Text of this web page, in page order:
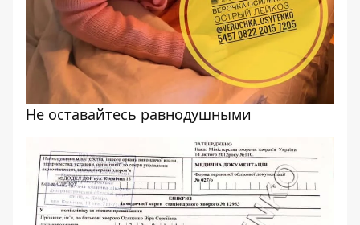
Не оставайтесь равнодушными